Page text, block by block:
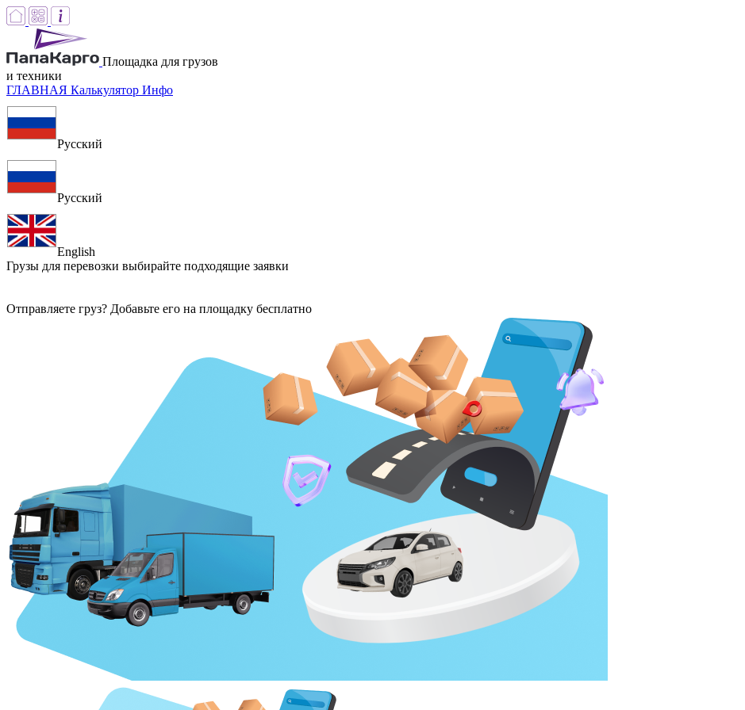
Площадка для грузов
и техники
ГЛАВНАЯ Калькулятор Инфо
Русский
Русский
English
Грузы для перевозки выбирайте подходящие заявки
Отправляете груз? Добавьте его на площадку бесплатно